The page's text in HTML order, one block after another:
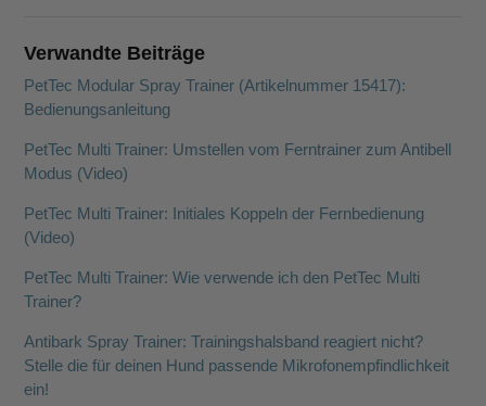
Verwandte Beiträge
PetTec Modular Spray Trainer (Artikelnummer 15417):
Bedienungsanleitung
PetTec Multi Trainer: Umstellen vom Ferntrainer zum Antibell
Modus (Video)
PetTec Multi Trainer: Initiales Koppeln der Fernbedienung
(Video)
PetTec Multi Trainer: Wie verwende ich den PetTec Multi
Trainer?
Antibark Spray Trainer: Trainingshalsband reagiert nicht?
Stelle die für deinen Hund passende Mikrofonempfindlichkeit
ein!